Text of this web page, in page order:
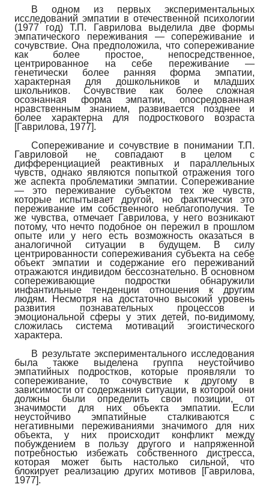
В одном из первых экспериментальных
исследований эмпатии в отечественной психологии
(1977 год) Т.П. Гаврилова выделила две формы
эмпатического переживания — сопереживание и
сочувствие. Она предположила, что сопереживание
как более простое, непосредственное,
центрированное на себе переживание —
генетически более ранняя форма эмпатии,
характерная для дошкольников и младших
школьников. Сочувствие как более сложная
осознанная форма эмпатии, опосредованная
нравственным знанием, развивается позднее и
более характерна для подросткового возраста
Гаврилова, 1977 .
Сопереживание и сочувствие в понимании Т.П.
Гавриловой не совпадают в целом с
дифференциацией реактивных и параллельных
чувств, однако являются попыткой отражения того
же аспекта проблематики эмпатии. Сопереживание
— это переживание субъектом тех же чувств,
которые испытывает другой, но фактически это
переживание им собственного неблагополучия. Те
же чувства, отмечает Гаврилова, у него возникают
потому, что нечто подобное он пережил в прошлом
опыте или у него есть возможность оказаться в
аналогичной ситуации в будущем. В силу
центрированности сопереживания субъекта на себе
объект эмпатии и содержание его переживаний
отражаются индивидом бессознательно. В основном
сопереживающие подростки обнаружили
инфантильные тенденции отношения к другим
людям. Несмотря на достаточно высокий уровень
развития познавательных процессов и
эмоциональной сферы у этих детей, по-видимому,
сложилась система мотиваций эгоистического
характера.
В результате экспериментального исследования
была также выделена группа неустойчиво
эмпатийных подростков, которые проявляли то
сопереживание, то сочувствие к другому в
зависимости от содержания ситуации, в которой они
должны были определить свои позиции, от
значимости для них объекта эмпатии. Если
неустойчиво эмпатийные сталкиваются с
негативными переживаниями значимого для них
объекта, у них происходит конфликт между
побуждением в пользу другого и напряженной
потребностью избежать собственного дистресса,
которая может быть настолько сильной, что
блокирует реализацию других мотивов
Гаврилова,
1977 .